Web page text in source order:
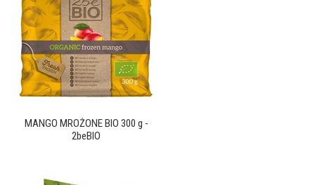
MANGO MROŻONE BIO 300 g -
2beBIO